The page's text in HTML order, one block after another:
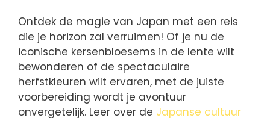
Ontdek de magie van Japan met een reis
die je horizon zal verruimen! Of je nu de
iconische kersenbloesems in de lente wilt
bewonderen of de spectaculaire
herfstkleuren wilt ervaren, met de juiste
voorbereiding wordt je avontuur
onvergetelijk. Leer over de Japanse cultuur